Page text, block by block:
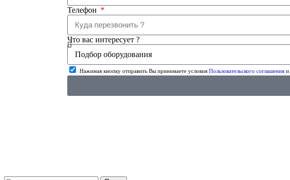
Телефон
Что вас интересует ?
Нажимая кнопку отправить Вы принимаете условия Пользовательского соглашения и